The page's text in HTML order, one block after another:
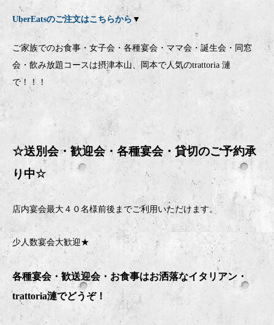
UberEatsのご注文はこちらから▼
ご家族でのお食事・女子会・各種宴会・ママ会・誕生会・同窓
会・飲み放題コースは摂津本山、岡本で人気のtrattoria 漣
で！！！
☆送別会・歓迎会・ 各種宴会・貸切のご予約承
り中☆
店内宴会最大４０名様前後までご利用いただけます。
少人数宴会大歓迎★
各種宴会・歓送迎会・お食事はお洒落なイタリアン・
trattoria漣でどうぞ！